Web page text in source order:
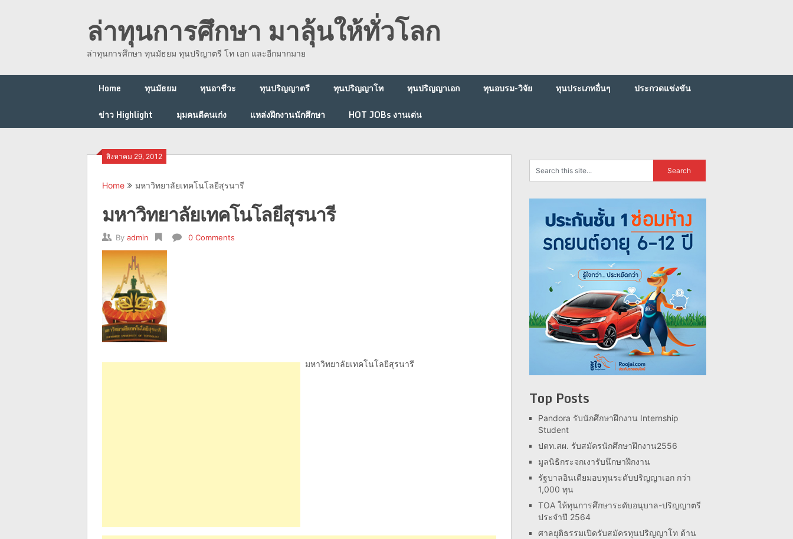
ล่าทุนการศึกษา มาลุ้นให้ทั่วโลก
ล่าทุนการศึกษา ทุนมัธยม ทุนปริญาตรี โท เอก และอีกมากมาย
Home ทุนมัธยม ทุนอาชีวะ ทุนปริญญาตรี ทุนปริญญาโท ทุนปริญญาเอก ทุนอบรม-วิจัย ทุนประเภทอื่นๆ
ประกวดแข่งขัน
ข่าว Highlight
มุมคนดีคนเก่ง แหล่งฝึกงานนักศึกษา HOT JOBs งานเด่น
สิงหาคม 29, 2012
Home มหาวิทยาลัยเทคโนโลยีสุรนารี
มหาวิทยาลัยเทคโนโลยีสุรนารี
By admin 0 Comments
มหาวิทยาลัยเทคโนโลยีสุรนารี
Top Posts
Pandora รับนักศึกษาฝึกงาน Internship
Student
ปตท.สผ. รับสมัครนักศึกษาฝึกงาน2556
มูลนิธิกระจกเงารับนึกษาฝึกงาน
รัฐบาลอินเดียมอบทุนระดับปริญญาเอก กว่า
1,000 ทุน
TOA ให้ทุนการศึกษาระดับอนุบาล-ปริญญาตรี
ประจำปี 2564
ศาลยุติธรรมเปิดรับสมัครทุนปริญญาโท ด้าน